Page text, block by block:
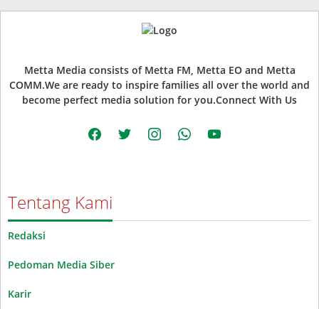
Metta Media consists of Metta FM, Metta EO and Metta
COMM.We are ready to inspire families all over the world and
become perfect media solution for you.Connect With Us
facebooktwitter instagramwhatsappyoutube
Tentang Kami
Redaksi
Pedoman Media Siber
Karir